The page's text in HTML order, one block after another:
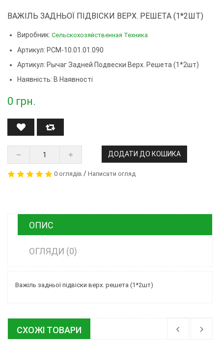
ВАЖІЛЬ ЗАДНЬОЇ ПІДВІСКИ ВЕРХ. РЕШЕТА (1*2ШТ)
Виробник: Сельскохозяйственная Техника
Артикул: РСМ-10.01.01.090
Артикул: Рычаг Задней Подвески Верх. Решета (1*2шт)
Наявність: В Наявності
0 грн.
ДОДАТИ ДО КОШИКА
0 оглядів / Написати огляд
ОПИС
ОГЛЯДИ (0)
Важіль задньої підвіски верх. решета (1*2шт)
СХОЖІ ТОВАРИ